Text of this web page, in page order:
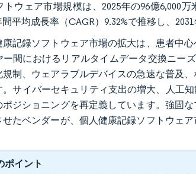
ウェア市場規模は、2025年の96億6,000
平均成長率（CAGR）9.32%で推移し、
康記録ソフトウェア市場の拡大は、患者中
間におけるリアルタイムデータ交換ニー
制、ウェアラブルデバイスの急速な普及
サイバーセキュリティ支出の増大、人工
ジショニングを再定義しています。強固
たベンダーが、個人健康記録ソフトウェ
ポイント